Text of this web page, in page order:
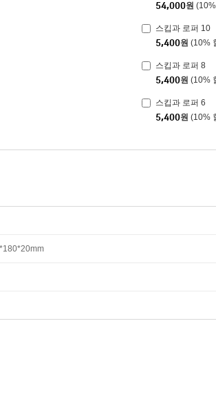
54,000원
스킵과 로퍼 10
5,400원 (10%
스킵과 로퍼 8
5,400원 (10%
스킵과 로퍼 6
5,400원 (10%